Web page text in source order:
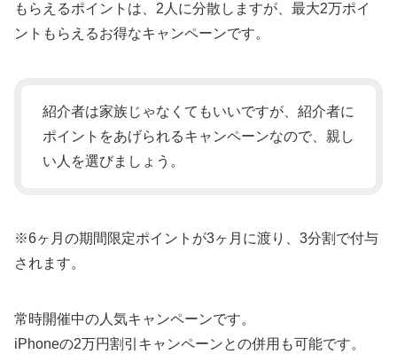
もらえるポイントは、2人に分散しますが、最大2万ポイ
ントもらえるお得なキャンペーンです。
紹介者は家族じゃなくてもいいですが、紹介者に
ポイントをあげられるキャンペーンなので、親し
い人を選びましょう。
※6ヶ月の期間限定ポイントが3ヶ月に渡り、3分割で付与
されます。
常時開催中の人気キャンペーンです。
iPhoneの2万円割引キャンペーンとの併用も可能です。